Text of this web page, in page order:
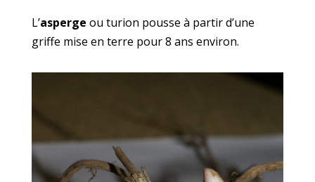
L’asperge ou turion pousse à partir d’une
griffe mise en terre pour 8 ans environ.